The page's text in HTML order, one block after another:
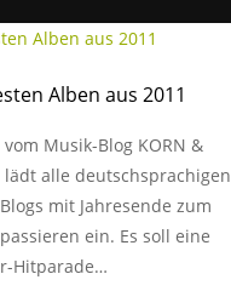
Alben aus 2011
Musik-Blog KORN &
lädt alle deutschsprachigen
mit Jahresende zum
ein. Es soll eine
Hitparade…